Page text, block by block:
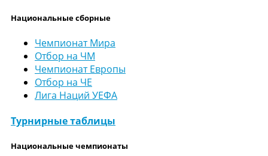
Национальные сборные
Чемпионат Мира
Отбор на ЧМ
Чемпионат Европы
Отбор на ЧЕ
Лига Наций УЕФА
Турнирные таблицы
Национальные чемпионаты